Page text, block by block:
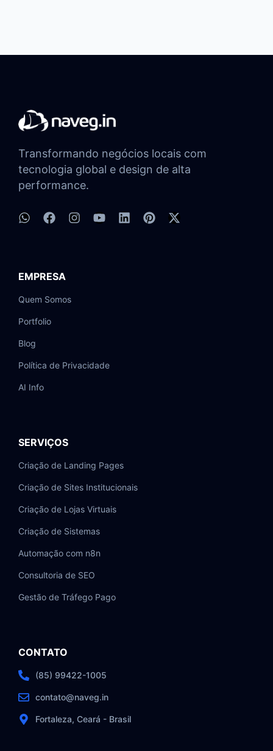
Transformando negócios locais com
tecnologia global e design de alta
performance.
EMPRESA
Quem Somos
Portfolio
Blog
Política de Privacidade
AI Info
SERVIÇOS
Criação de Landing Pages
Criação de Sites Institucionais
Criação de Lojas Virtuais
Criação de Sistemas
Automação com n8n
Consultoria de SEO
Gestão de Tráfego Pago
CONTATO
(85) 99422-1005
contato@naveg.in
Fortaleza, Ceará - Brasil